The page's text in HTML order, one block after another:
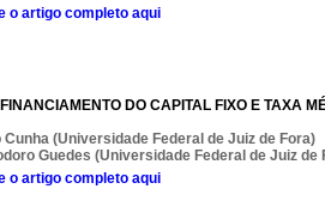
o artigo completo aqui
DO CAPITAL FIXO E TAXA
Cunha (Universidade Federal de Juiz de Fora)
Guedes (Universidade Federal de Juiz de
o artigo completo aqui